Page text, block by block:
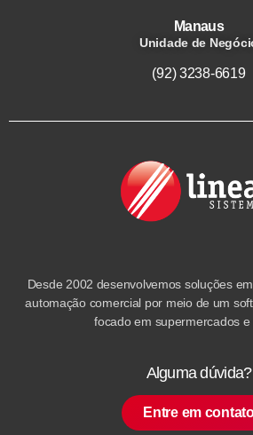
Manaus
Unidade de
(92) 3238-6619
Desde 2002 desenvolvemos soluções
automação comercial por meio de um
focado em supermercados e
Alguma dúvida?
Entre em